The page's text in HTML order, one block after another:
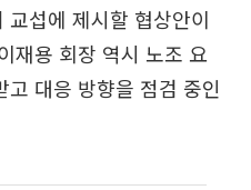
섭에 제시할 협상안이
재용 회장 역시 노조 요
대응 방향을 점검 중인